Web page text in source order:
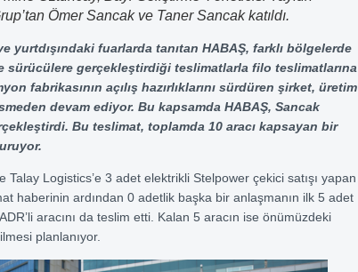
Ömer Sancak ve Taner Sancak katıldı.
yurtdışındaki fuarlarda tanıtan HABAŞ, farklı bölgelerde
sürücülere gerçekleştirdiği teslimatlarla filo teslimatlarına
fabrikasının açılış hazırlıklarını sürdüren şirket, üretim
devam ediyor. Bu kapsamda HABAŞ, Sancak
Bu teslimat, toplamda 10 aracı kapsayan bir
Talay Logistics’e 3 adet elektrikli Stelpower çekici satışı yapan
haberinin ardından 0 adetlik başka bir anlaşmanın ilk 5 adet
aracını da teslim etti. Kalan 5 aracın ise önümüzdeki
planlanıyor.